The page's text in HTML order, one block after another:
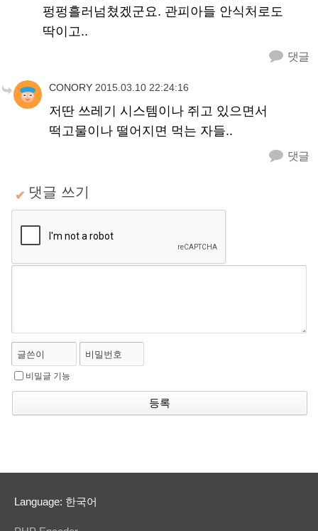
펑펑흘러넘쳤겠군요. 관피아들 안식처로도
딱이고..
댓글
CONORY2015.03.10 22:24:16
저딴 쓰레기 시스템이나 쥐고 있으면서
떡고물이나 떨어지면 먹는 자들..
댓글
✔ 댓글 쓰기
글쓴이 비밀번호
비밀글 기능
Language: 한국어